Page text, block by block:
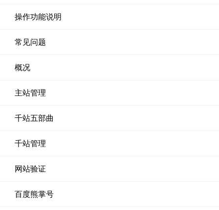
操作功能说明
常见问题
概况
主站管理
千站五部曲
千站管理
网站验证
百度熊掌号